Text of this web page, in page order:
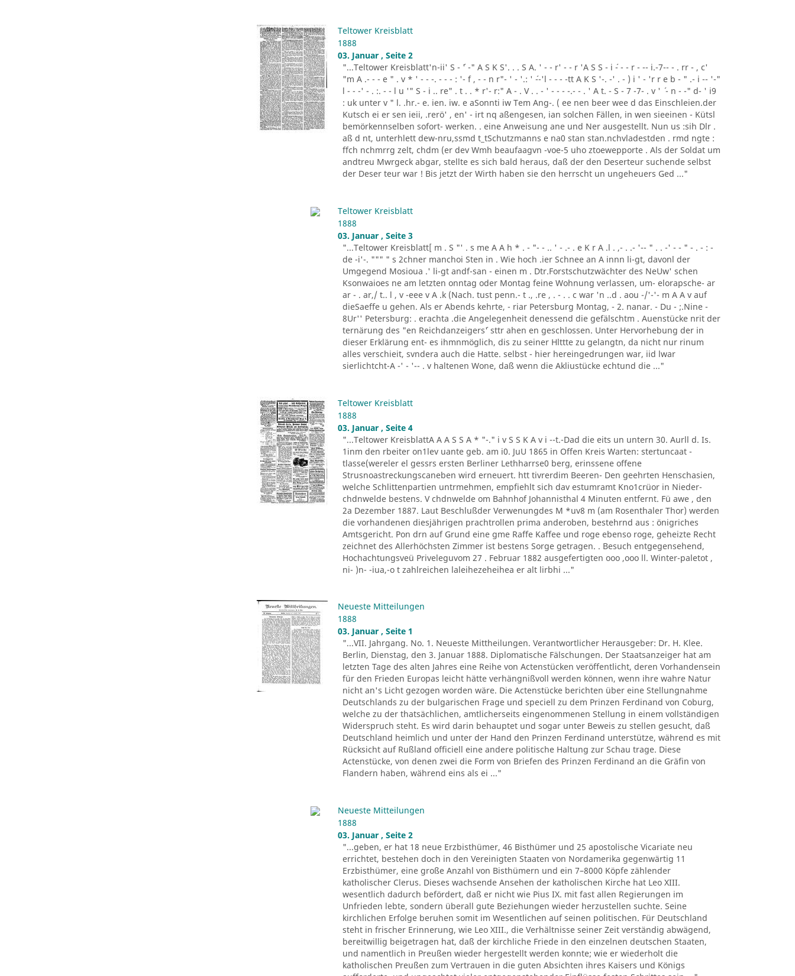
Teltower Kreisblatt
1888
03. Januar , Seite 2
"...Teltower Kreisblatt'n-ii' S - ´' -" A S K S'. . . S A. ' - - r' - - r 'A S S - i ´- - - r - -- i.-7-- - . rr - , c'
"m A .- - - e " . v * ' - - -. - - - : '- f , - - n r"- ' - '.: ' ´--'l - - - -tt A K S '-. -' . - ) i ' - 'r r e b - " .- i -- '-"
l - - -' - . :. - - l u '" S - i .. re" . t . . * r'- r:" A - . V . . - ' - - - -.- - . ' A t. - S - 7 -7- . v ' ´ - n - -" d- ' i9
: uk unter v " l. .hr.- e. ien. iw. e aSonnti iw Tem Ang-. ( ee nen beer wee d das Einschleien.der
Kutsch ei er sen ieii, .rerö' , en' - irt nq aßengesen, ian solchen Fällen, in wen sieeinen - Kütsl
bemörkennselben sofort- werken. . eine Anweisung ane und Ner ausgestellt. Nun us :sih Dlr .
aß d nt, unterhlett dew-nru,ssmd t_tSchutzmanns e na0 stan stan.nchvladestden . rmd ngte :
ffch nchmrrg zelt, chdm (er dev Wmh beaufaagvn -voe-5 uho ztoewepporte . Als der Soldat um
andtreu Mwrgeck abgar, stellte es sich bald heraus, daß der den Deserteur suchende selbst
der Deser teur war ! Bis jetzt der Wirth haben sie den herrscht un ungeheuers Ged ..."
Teltower Kreisblatt
1888
03. Januar , Seite 3
"...Teltower Kreisblatt[ m . S "' . s me A A h * . - "- - .. ' - .- . e K r A .l . ,- . .- '-- " . . -' - - " - . - : -
de -i'-. """ " s 2chner manchoi Sten in . Wie hoch .ier Schnee an A innn li-gt, davonl der
Umgegend Mosioua .' li-gt andf-san - einen m . Dtr.Forstschutzwächter des NeUw' schen
Ksonwaioes ne am letzten onntag oder Montag feine Wohnung verlassen, um- elorapsche- ar
ar - . ar,/ t.. l , v -eee v A .k (Nach. tust penn.- t ., .re , . - . . c war 'n ..d . aou -/'-'- m A A v auf
dieSaeffe u gehen. Als er Abends kehrte, - riar Petersburg Montag, - 2. nanar. - Du - ;.Nine -
8Ur'' Petersburg: . erachta .die Angelegenheit denessend die gefälschtm . Auenstücke nrit der
ternärung des "en Reichdanzeigers´' sttr ahen en geschlossen. Unter Hervorhebung der in
dieser Erklärung ent- es ihmnmöglich, dis zu seiner Hlttte zu gelangtn, da nicht nur rinum
alles verschieit, svndera auch die Hatte. selbst - hier hereingedrungen war, iid lwar
sierlichtcht-A -' - '-- . v haltenen Wone, daß wenn die Akliustücke echtund die ..."
Teltower Kreisblatt
1888
03. Januar , Seite 4
"...Teltower KreisblattA A A S S A * "-." i v S S K A v i --t.-Dad die eits un untern 30. Aurll d. Is.
1inm den rbeiter on1lev uante geb. am i0. JuU 1865 in Offen Kreis Warten: stertuncaat -
tlasse(wereler el gessrs ersten Berliner Lethharrse0 berg, erinssene offene
Strusnoastreckungscaneben wird erneuert. htt tivrerdim Beeren- Den geehrten Henschasien,
welche Schlittenpartien untrmehmen, empfiehlt sich dav estumramt Kno1crüor in Nieder-
chdnwelde bestens. V chdnwelde om Bahnhof Johannisthal 4 Minuten entfernt. Fü awe , den
2a Dezember 1887. Laut Beschlußder Verwenungdes M *uv8 m (am Rosenthaler Thor) werden
die vorhandenen diesjährigen prachtrollen prima anderoben, bestehrnd aus : önigriches
Amtsgericht. Pon drn auf Grund eine gme Raffe Kaffee und roge ebenso roge, geheizte Recht
zeichnet des Allerhöchsten Zimmer ist bestens Sorge getragen. . Besuch entgegensehend,
Hochachtungsveü Priveleguvom 27 . Februar 1882 ausgefertigten ooo ,ooo ll. Winter-paletot ,
ni- )n- -iua,-o t zahlreichen laleihezeheihea er alt lirbhi ..."
Neueste Mitteilungen
1888
03. Januar , Seite 1
"...VII. Jahrgang. No. 1. Neueste Mittheilungen. Verantwortlicher Herausgeber: Dr. H. Klee.
Berlin, Dienstag, den 3. Januar 1888. Diplomatische Fälschungen. Der Staatsanzeiger hat am
letzten Tage des alten Jahres eine Reihe von Actenstücken veröffentlicht, deren Vorhandensein
für den Frieden Europas leicht hätte verhängnißvoll werden können, wenn ihre wahre Natur
nicht an's Licht gezogen worden wäre. Die Actenstücke berichten über eine Stellungnahme
Deutschlands zu der bulgarischen Frage und speciell zu dem Prinzen Ferdinand von Coburg,
welche zu der thatsächlichen, amtlicherseits eingenommenen Stellung in einem vollständigen
Widerspruch steht. Es wird darin behauptet und sogar unter Beweis zu stellen gesucht, daß
Deutschland heimlich und unter der Hand den Prinzen Ferdinand unterstütze, während es mit
Rücksicht auf Rußland officiell eine andere politische Haltung zur Schau trage. Diese
Actenstücke, von denen zwei die Form von Briefen des Prinzen Ferdinand an die Gräfin von
Flandern haben, während eins als ei ..."
Neueste Mitteilungen
1888
03. Januar , Seite 2
"...geben, er hat 18 neue Erzbisthümer, 46 Bisthümer und 25 apostolische Vicariate neu
errichtet, bestehen doch in den Vereinigten Staaten von Nordamerika gegenwärtig 11
Erzbisthümer, eine große Anzahl von Bisthümern und ein 7–8000 Köpfe zählender
katholischer Clerus. Dieses wachsende Ansehen der katholischen Kirche hat Leo XIII.
wesentlich dadurch befördert, daß er nicht wie Pius IX. mit fast allen Regierungen im
Unfrieden lebte, sondern überall gute Beziehungen wieder herzustellen suchte. Seine
kirchlichen Erfolge beruhen somit im Wesentlichen auf seinen politischen. Für Deutschland
steht in frischer Erinnerung, wie Leo XIII., die Verhältnisse seiner Zeit verständig abwägend,
bereitwillig beigetragen hat, daß der kirchliche Friede in den einzelnen deutschen Staaten,
und namentlich in Preußen wieder hergestellt werden konnte; wie er wiederholt die
katholischen Preußen zum Vertrauen in die guten Absichten ihres Kaisers und Königs